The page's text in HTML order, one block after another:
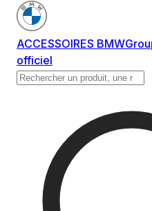
ACCESSOIRES BMW
officiel